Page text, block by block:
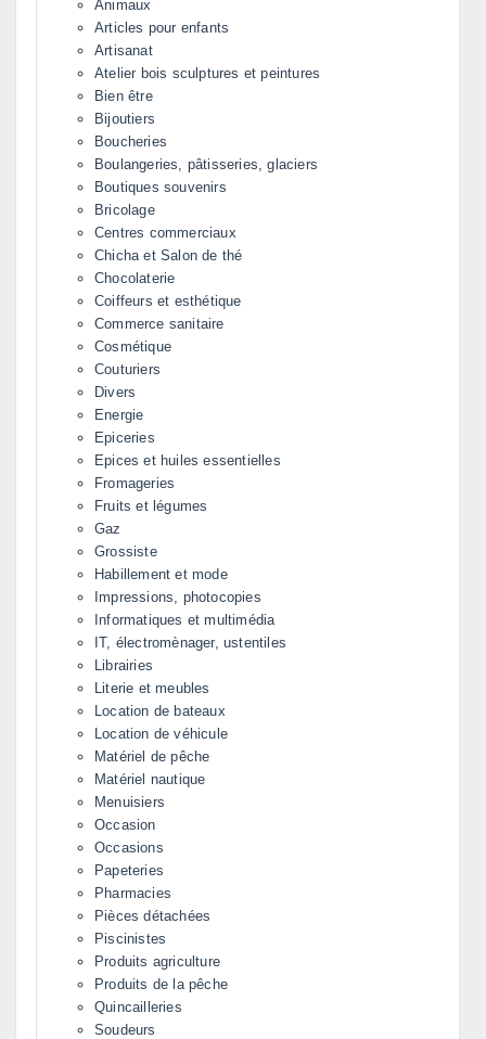
Animaux
Articles pour enfants
Artisanat
Atelier bois sculptures et peintures
Bien être
Bijoutiers
Boucheries
Boulangeries, pâtisseries, glaciers
Boutiques souvenirs
Bricolage
Centres commerciaux
Chicha et Salon de thé
Chocolaterie
Coiffeurs et esthétique
Commerce sanitaire
Cosmétique
Couturiers
Divers
Energie
Epiceries
Epices et huiles essentielles
Fromageries
Fruits et légumes
Gaz
Grossiste
Habillement et mode
Impressions, photocopies
Informatiques et multimédia
IT, électromènager, ustentiles
Librairies
Literie et meubles
Location de bateaux
Location de véhicule
Matériel de pêche
Matériel nautique
Menuisiers
Occasion
Occasions
Papeteries
Pharmacies
Pièces détachées
Piscinistes
Produits agriculture
Produits de la pêche
Quincailleries
Soudeurs